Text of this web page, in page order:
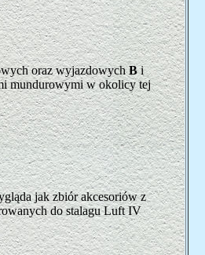
oraz wyjazdowychBi
mundurowymi w okolicy tej
jak zbiór akcesoriów z
do stalagu Luft IV